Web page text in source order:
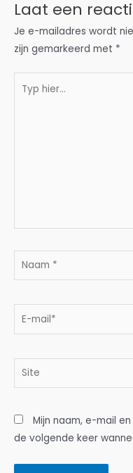
Laat een
Je e-mailadres wordt
zijn gemarkeerd met *
hier...
Naam
*
E-
Site
Mijn naam, e-mail
de volgende keer